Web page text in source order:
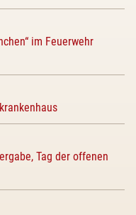
im Feuerwehr
Tag der offenen